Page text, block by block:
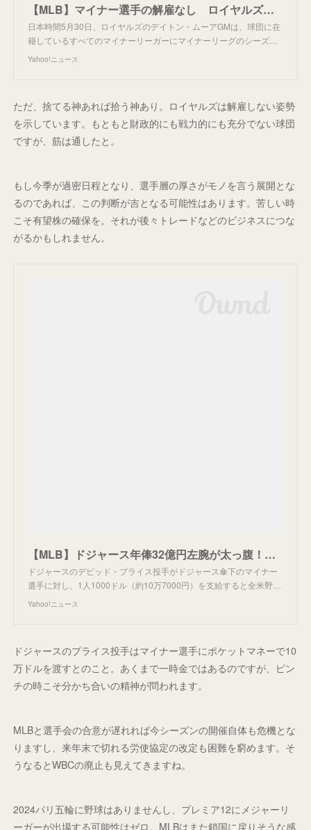
【MLB】マイナー選手の解雇なし ロイヤルズ・ムーアGMに称賛の声（MLB.jp） - Yahoo!ニュース
日本時間5月30日、ロイヤルズのデイトン・ムーアGMは、球団に在
籍しているすべてのマイナーリーガーにマイナーリーグのシーズ…
Yahoo!ニュース
ただ、捨てる神あれば拾う神あり。ロイヤルズは解雇しない姿勢
を示しています。もともと財政的にも戦力的にも充分でない球団
ですが、筋は通したと。
もし今季が過密日程となり、選手層の厚さがモノを言う展開とな
るのであれば、この判断が吉となる可能性はあります。苦しい時
こそ有望株の確保を。それが後々トレードなどのビジネスにつな
がるかもしれません。
【MLB】ドジャース年俸32億円左腕が太っ腹！ マイナー選手1人あたり10.7万円支給（Full-Count） - Yahoo!ニュース
ドジャースのデビッド・プライス投手がドジャース傘下のマイナー
選手に対し、1人1000ドル（約10万7000円）を支給すると全米野…
Yahoo!ニュース
ドジャースのプライス投手はマイナー選手にポケットマネーで10
万ドルを渡すとのこと。あくまで一時金ではあるのですが、ピン
チの時こそ分かち合いの精神が問われます。
MLBと選手会の合意が遅れれば今シーズンの開催自体も危機とな
りますし、来年末で切れる労使協定の改定も困難を窮めます。そ
うなるとWBCの廃止も見えてきますね。
2024パリ五輪に野球はありませんし、プレミア12にメジャーリ
ーガーが出場する可能性はゼロ。MLBはまた鎖国に戻りそうな感